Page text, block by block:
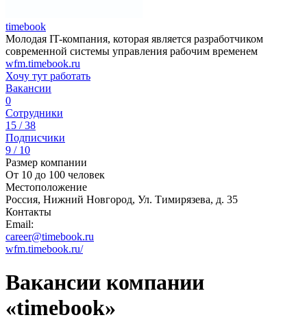
timebook
Молодая IT-компания, которая является разработчиком
современной системы управления рабочим временем
wfm.timebook.ru
Хочу тут работать
Вакансии
0
Сотрудники
15 / 38
Подписчики
9 / 10
Размер компании
От 10 до 100 человек
Местоположение
Россия, Нижний Новгород, Ул. Тимирязева, д. 35
Контакты
Email:
career@timebook.ru
wfm.timebook.ru/
Вакансии компании
«timebook»